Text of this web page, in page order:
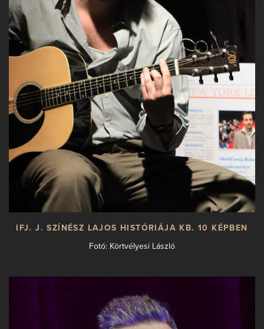
IFJ. J. SZÍNÉSZ LAJOS HISTÓRIÁJA KB. 10 KÉPBEN
Fotó: Körtvélyesi László